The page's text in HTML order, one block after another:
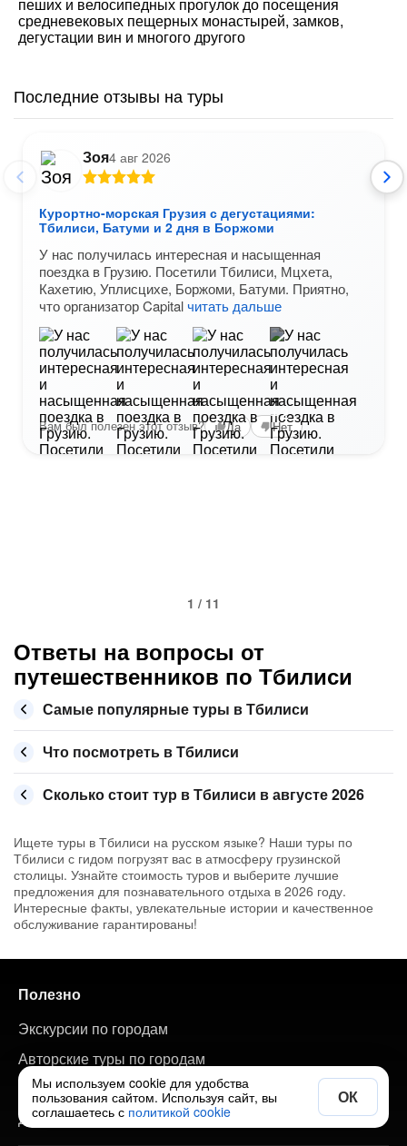
средневековых пещерных монастырей, замков,
дегустации вин и многого другого
Последние отзывы на туры
Зоя4 авг 2026
Курортно-морская Грузия с дегустациями:
Тбилиси, Батуми и 2 дня в Боржоми
У нас получилась интересная и насыщенная
поездка в Грузию. Посетили Тбилиси, Мцхета,
Кахетию, Уплисцихе, Боржоми, Батуми. Приятно,
что организатор Capitalчитать дальше
+2
Вам был полезен этот отзыв? Да Нет
1 / 11
Ответы на вопросы от
путешественников по Тбилиси
Самые популярные туры в Тбилиси
Что посмотреть в Тбилиси
Сколько стоит тур в Тбилиси в августе 2026
Ищете туры в Тбилиси на русском языке? Наши туры по
Тбилиси с гидом погрузят вас в атмосферу грузинской
столицы. Узнайте стоимость туров и выберите лучшие
предложения для познавательного отдыха в 2026 году.
Интересные факты, увлекательные истории и качественное
обслуживание гарантированы!
Полезно
Экскурсии по городам
Авторские туры по городам
Путеводитель по странам и городам
Добавить свою экскурсию
Мы используем cookie для удобства
пользования сайтом. Используя сайт, вы
соглашаетесь с политикой cookie
ОК